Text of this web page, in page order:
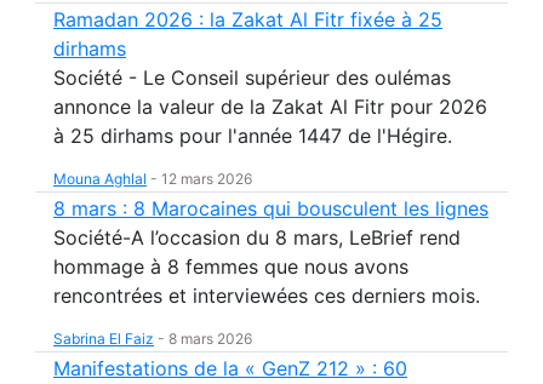
Ramadan 2026 : la Zakat Al Fitr fixée à 25
dirhams
Société - Le Conseil supérieur des oulémas
annonce la valeur de la Zakat Al Fitr pour 2026
à 25 dirhams pour l'année 1447 de l'Hégire.
Mouna Aghlal - 12 mars 2026
8 mars : 8 Marocaines qui bousculent les lignes
Société-A l’occasion du 8 mars, LeBrief rend
hommage à 8 femmes que nous avons
rencontrées et interviewées ces derniers mois.
Sabrina El Faiz - 8 mars 2026
Manifestations de la « GenZ 212 » : 60